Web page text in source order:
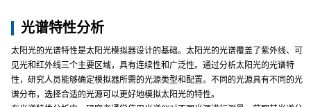
光谱特性分析
太阳光的光谱特性是太阳光模拟器设计的基础。太阳光的光谱覆盖了紫外线、可
见光和红外线三个主要区域，具有连续性和广泛性。通过分析太阳光的光谱特
性，研究人员能够确定模拟器所需的光源类型和配置。不同的光源具有不同的光
谱分布，选择合适的光源可以更好地模拟太阳光的特性。